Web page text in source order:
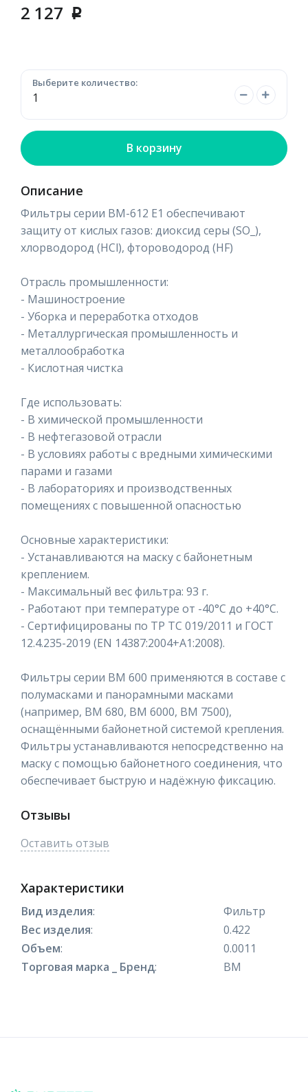
2 127 p
Выберите количество:
В корзину
Описание
Фильтры серии ВМ-612 Е1 обеспечивают
защиту от кислых газов: диоксид серы (SO_),
хлорводород (HCl), фтороводород (HF)
Отрасль промышленности:
- Машиностроение
- Уборка и переработка отходов
- Металлургическая промышленность и
металлообработка
- Кислотная чистка
Где использовать:
- В химической промышленности
- В нефтегазовой отрасли
- В условиях работы с вредными химическими
парами и газами
- В лабораториях и производственных
помещениях с повышенной опасностью
Основные характеристики:
- Устанавливаются на маску с байонетным
креплением.
- Максимальный вес фильтра: 93 г.
- Работают при температуре от -40°C до +40°C.
- Сертифицированы по ТР ТС 019/2011 и ГОСТ
12.4.235-2019 (EN 14387:2004+A1:2008).
Фильтры серии ВМ 600 применяются в составе с
полумасками и панорамными масками
(например, ВМ 680, ВМ 6000, ВМ 7500),
оснащёнными байонетной системой крепления.
Фильтры устанавливаются непосредственно на
маску с помощью байонетного соединения, что
обеспечивает быструю и надёжную фиксацию.
Отзывы
Оставить отзыв
Характеристики
Вид изделия:
Фильтр
Вес изделия:
0.422
Объем:
0.0011
Торговая марка _ Бренд: ВМ